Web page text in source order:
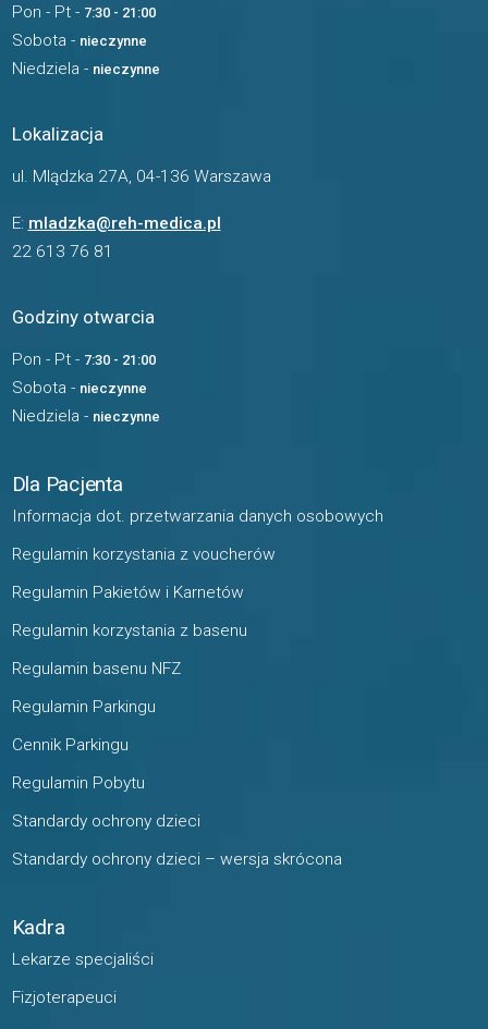
Pon - Pt - 7:30 - 21:00
Sobota - nieczynne
Niedziela - nieczynne
Lokalizacja
ul. Mlądzka 27A, 04-136 Warszawa
E: mladzka@reh-medica.pl
22 613 76 81
Godziny otwarcia
Pon - Pt - 7:30 - 21:00
Sobota - nieczynne
Niedziela - nieczynne
Dla Pacjenta
Informacja dot. przetwarzania danych osobowych
Regulamin korzystania z voucherów
Regulamin Pakietów i Karnetów
Regulamin korzystania z basenu
Regulamin basenu NFZ
Regulamin Parkingu
Cennik Parkingu
Regulamin Pobytu
Standardy ochrony dzieci
Standardy ochrony dzieci – wersja skrócona
Kadra
Lekarze specjaliści
Fizjoterapeuci